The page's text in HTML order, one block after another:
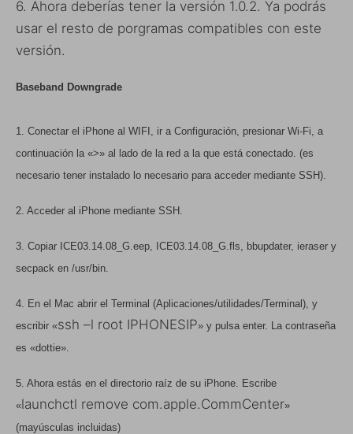
6. Ahora deberías tener la versión 1.0.2. Ya podrás
usar el resto de porgramas compatibles con este
versión.
Baseband Downgrade
1. Conectar el iPhone al WIFI, ir a Configuración, presionar Wi-Fi, a
continuación la «>» al lado de la red a la que está conectado. (es
necesario tener instalado lo necesario para acceder mediante SSH).
2. Acceder al iPhone mediante SSH.
3. Copiar ICE03.14.08_G.eep, ICE03.14.08_G.fls, bbupdater, ieraser y
secpack en /usr/bin.
4. En el Mac abrir el Terminal (Aplicaciones/utilidades/Terminal), y
escribir «ssh –l root IPHONESIP» y pulsa enter. La contraseña
es «dottie».
5. Ahora estás en el directorio raíz de su iPhone. Escribe
«launchctl remove com.apple.CommCenter»
(mayúsculas incluidas)